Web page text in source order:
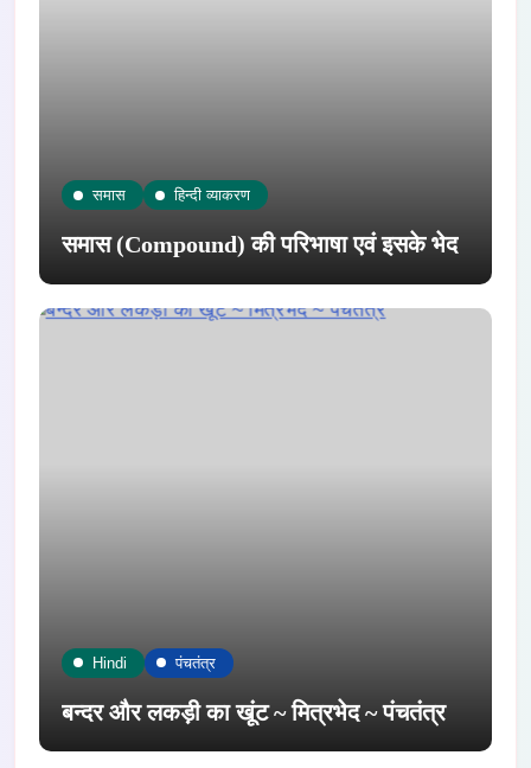
समास हिन्दी व्याकरण
समास (Compound) की परिभाषा एवं इसके भेद
Hindi पंचतंत्र
बन्दर और लकड़ी का खूंट ~ मित्रभेद ~ पंचतंत्र